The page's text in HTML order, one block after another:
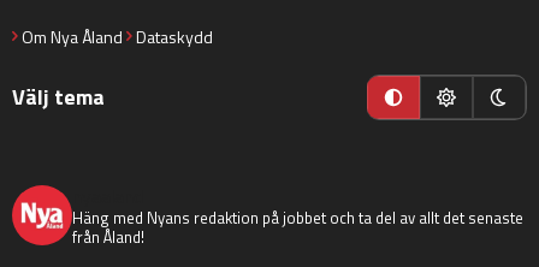
Om Nya Åland Dataskydd
Välj tema
Häng med Nyans redaktion på jobbet och ta del av allt det senaste
från Åland!